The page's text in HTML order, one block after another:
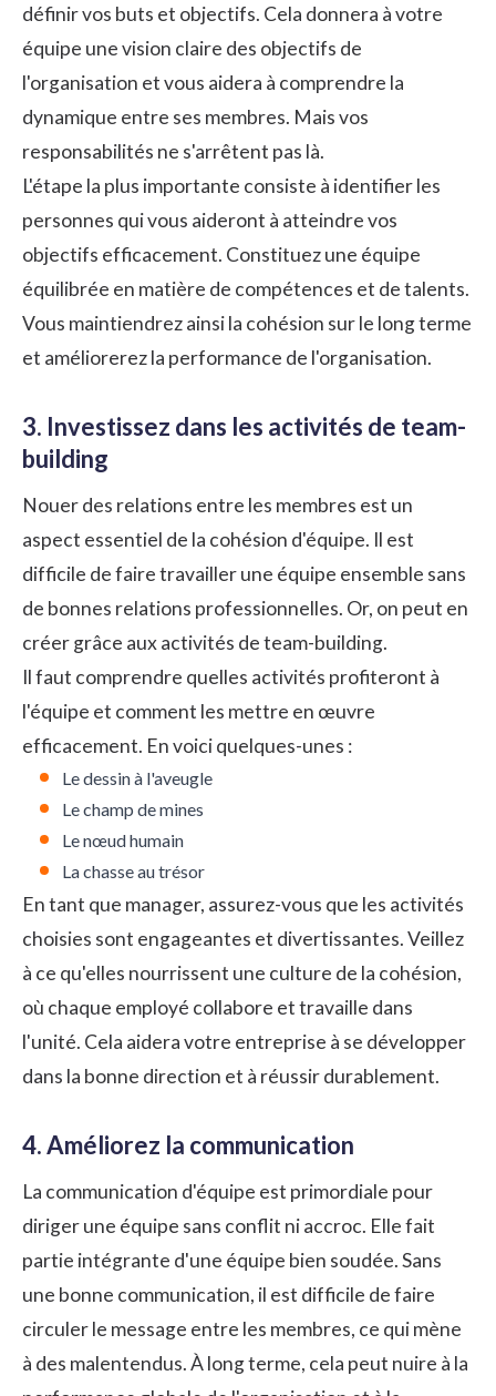
définir vos buts et objectifs. Cela donnera à votre
équipe une vision claire des objectifs de
l'organisation et vous aidera à comprendre la
dynamique entre ses membres. Mais vos
responsabilités ne s'arrêtent pas là.
L'étape la plus importante consiste à identifier les
personnes qui vous aideront à atteindre vos
objectifs efficacement. Constituez une équipe
équilibrée en matière de compétences et de talents.
Vous maintiendrez ainsi la cohésion sur le long terme
et améliorerez la performance de l'organisation.
3. Investissez dans les activités de team-
building
Nouer des relations entre les membres est un
aspect essentiel de la cohésion d'équipe. Il est
difficile de faire travailler une équipe ensemble sans
de bonnes relations professionnelles. Or, on peut en
créer grâce auxactivités de team-building.
Il faut comprendre quelles activités profiteront à
l'équipe et comment les mettre en œuvre
efficacement. En voici quelques-unes :
Le dessin à l'aveugle
Le champ de mines
Le nœud humain
La chasse au trésor
En tant que manager, assurez-vous que les activités
choisies sont engageantes et divertissantes. Veillez
à ce qu'elles nourrissent une culture de la cohésion,
où chaque employé collabore et travaille dans
l'unité. Cela aidera votre entreprise à se développer
dans la bonne direction et à réussir durablement.
4. Améliorez la communication
La communication d'équipe est primordiale pour
diriger une équipe sans conflit ni accroc. Elle fait
partie intégrante d'une équipe bien soudée. Sans
une bonne communication, il est difficile de faire
circuler le message entre les membres, ce qui mène
à des malentendus. À long terme, cela peut nuire à la